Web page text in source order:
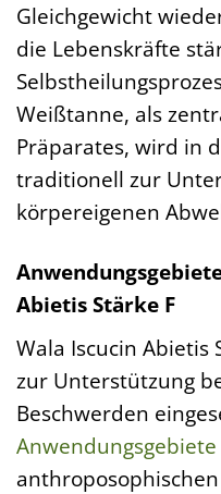
Gleichgewicht
die Lebenskräfte
Weißtanne, als
Präparates, wird in
traditionell zur
körpereigenen
Abietis Stärke F
Wala Iscucin
zur Unterstützung
Beschwerden
Anwendungsgebiete